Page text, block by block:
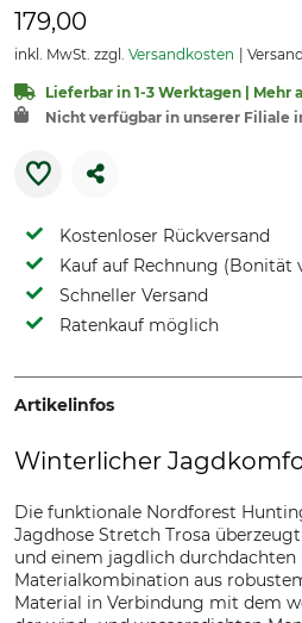
179,00
inkl. MwSt. zzgl. Versandkosten
Lieferbar in 1-3 Werktagen | Mehr
Nicht verfügbar in unserer Filiale
Kostenloser Rückversand
Kauf auf Rechnung (Bonität
Schneller Versand
Ratenkauf möglich
Artikelinfos
Winterlicher
Die funktionale Nordforest
Jagdhose Stretch Trosa
und einem jagdlich durchdachten
Materialkombination aus
Material in Verbindung mit dem